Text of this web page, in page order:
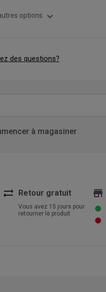
options expand_more
des questions?
à magasiner
sync_alt Retour gratuit
Vous avez 15 jours pour
retourner le produit
store